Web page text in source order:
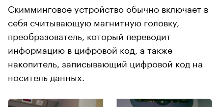
Скимминговое устройство обычно включает в
себя считывающую магнитную головку,
преобразователь, который переводит
информацию в цифровой код, а также
накопитель, записывающий цифровой код на
носитель данных.